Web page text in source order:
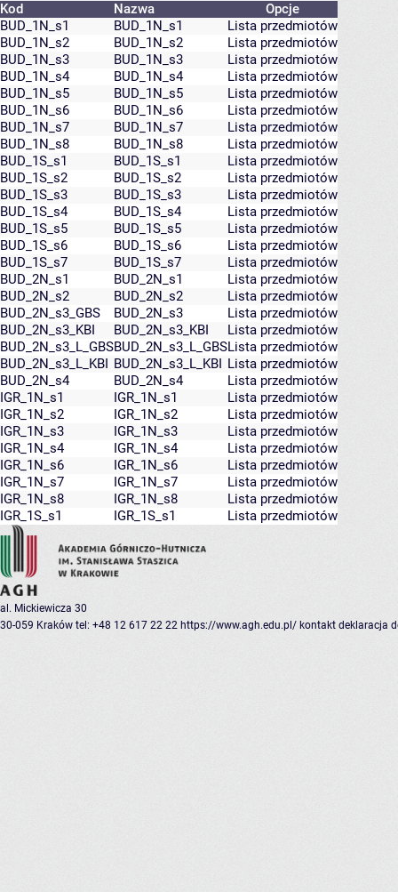
Kod Nazwa
Opcje
BUD_1N_s1
BUD_1N_s1
Lista przedmiotów
BUD_1N_s2
BUD_1N_s2
Lista przedmiotów
BUD_1N_s3
BUD_1N_s3
Lista przedmiotów
BUD_1N_s4
BUD_1N_s4
Lista przedmiotów
BUD_1N_s5
BUD_1N_s5
Lista przedmiotów
BUD_1N_s6
BUD_1N_s6
Lista przedmiotów
BUD_1N_s7
BUD_1N_s7
Lista przedmiotów
BUD_1N_s8
BUD_1N_s8
Lista przedmiotów
BUD_1S_s1
BUD_1S_s1
Lista przedmiotów
BUD_1S_s2
BUD_1S_s2
Lista przedmiotów
BUD_1S_s3
BUD_1S_s3
Lista przedmiotów
BUD_1S_s4
BUD_1S_s4
Lista przedmiotów
BUD_1S_s5
BUD_1S_s5
Lista przedmiotów
BUD_1S_s6
BUD_1S_s6
Lista przedmiotów
BUD_1S_s7
BUD_1S_s7
Lista przedmiotów
BUD_2N_s1
BUD_2N_s1
Lista przedmiotów
BUD_2N_s2
BUD_2N_s2
Lista przedmiotów
BUD_2N_s3_GBS
BUD_2N_s3
Lista przedmiotów
BUD_2N_s3_KBI
BUD_2N_s3_KBI
Lista przedmiotów
BUD_2N_s3_L_GBSBUD_2N_s3_L_GBSLista przedmiotów
BUD_2N_s3_L_KBI BUD_2N_s3_L_KBI Lista przedmiotów
BUD_2N_s4
BUD_2N_s4
Lista przedmiotów
IGR_1N_s1
IGR_1N_s1
Lista przedmiotów
IGR_1N_s2
IGR_1N_s2
Lista przedmiotów
IGR_1N_s3
IGR_1N_s3
Lista przedmiotów
IGR_1N_s4
IGR_1N_s4
Lista przedmiotów
IGR_1N_s6
IGR_1N_s6
Lista przedmiotów
IGR_1N_s7
IGR_1N_s7
Lista przedmiotów
IGR_1N_s8
IGR_1N_s8
Lista przedmiotów
IGR_1S_s1
IGR_1S_s1 Lista przedmiotów
al. Mickiewicza 30
30-059 Kraków tel: +48 12 617 22 22 https://www.agh.edu.pl/ kontakt deklaracja